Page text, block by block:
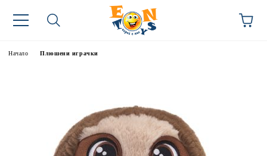
Начало Плюшени играчки